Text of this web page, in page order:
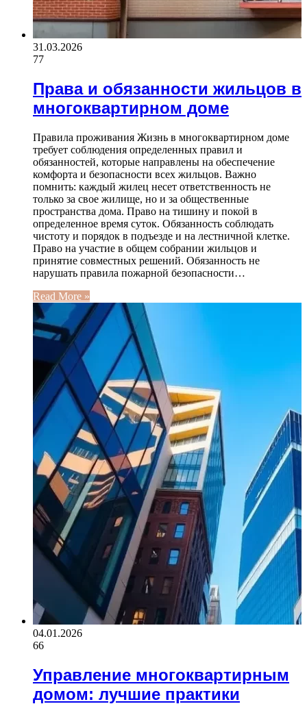
31.03.2026
77
Права и обязанности жильцов в
многоквартирном доме
Правила проживания Жизнь в многоквартирном доме
требует соблюдения определенных правил и
обязанностей, которые направлены на обеспечение
комфорта и безопасности всех жильцов. Важно
помнить: каждый жилец несет ответственность не
только за свое жилище, но и за общественные
пространства дома. Право на тишину и покой в
определенное время суток. Обязанность соблюдать
чистоту и порядок в подъезде и на лестничной клетке.
Право на участие в общем собрании жильцов и
принятие совместных решений. Обязанность не
нарушать правила пожарной безопасности…
Read More »
04.01.2026
66
Управление многоквартирным
домом: лучшие практики